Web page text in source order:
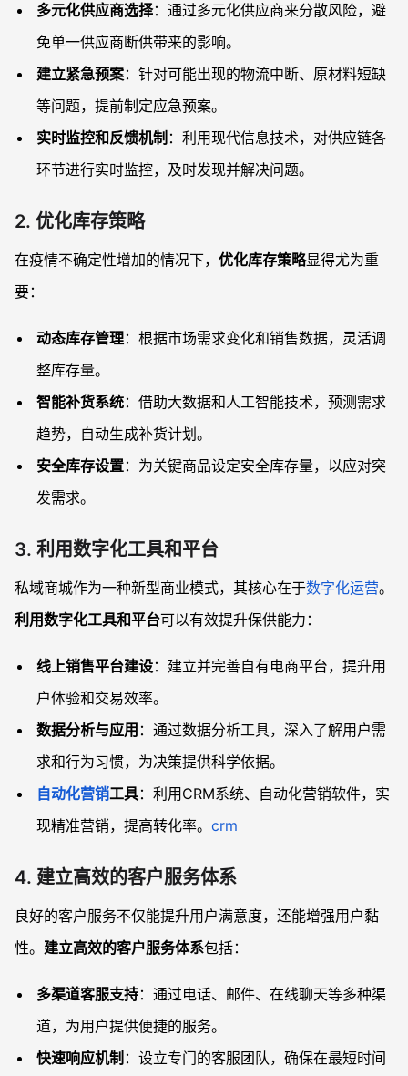
多元化供应商选择：通过多元化供应商来分散风险，避
免单一供应商断供带来的影响。
建立紧急预案：针对可能出现的物流中断、原材料短缺
等问题，提前制定应急预案。
实时监控和反馈机制 ：利用现代信息技术，对供应链各
环节进行实时监控，及时发现并解决问题。
2. 优化库存策略
在疫情不确定性增加的情况下， 优化库存策略显得尤为重
要：
动态库存管理：根据市场需求变化和销售数据，灵活调
整库存量。
智能补货系统：借助大数据和人工智能技术，预测需求
趋势，自动生成补货计划。
安全库存设置：为关键商品设定安全库存量，以应对突
发需求。
3. 利用数字化工具和平台
私域商城作为一种新型商业模式，其核心在于数字化运营。
利用数字化工具和平台可以有效提升保供能力：
线上销售平台建设：建立并完善自有电商平台，提升用
户体验和交易效率。
数据分析与应用 ：通过数据分析工具，深入了解用户需
求和行为习惯，为决策提供科学依据。
自动化营销工具：利用CRM系统、自动化营销软件，实
现精准营销，提高转化率。 crm
4. 建立高效的客户服务体系
良好的客户服务不仅能提升用户满意度，还能增强用户黏
性。 建立高效的客户服务体系包括：
多渠道客服支持：通过电话、邮件、在线聊天等多种渠
道，为用户提供便捷的服务。
快速响应机制 ：设立专门的客服团队，确保在最短时间